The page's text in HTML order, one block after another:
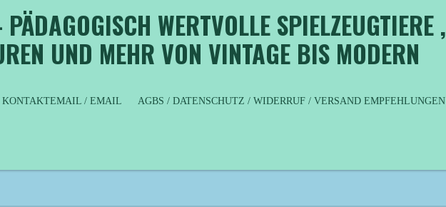
WERTVOLLE SPIELZEUGTIERE ,
UND MEHR VON VINTAGE BIS MODERN
KONTAKTEMAIL / EMAIL AGBS / DATENSCHUTZ / WIDERRUF / VERSAND EMPFEHLUNGEN